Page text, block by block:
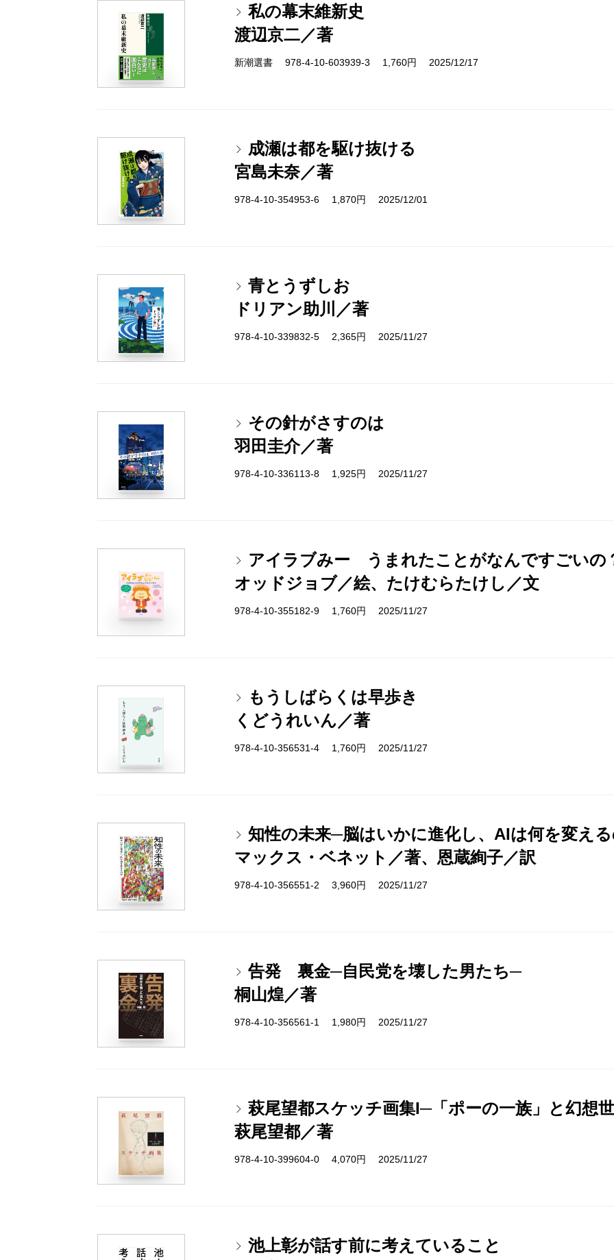
私の幕末維新史
渡辺京二／著
新潮選書 978-4-10-603939-3 1,760円 2025/12/17
成瀬は都を駆け抜ける
宮島未奈／著
978-4-10-354953-6 1,870円 2025/12/01
青とうずしお
ドリアン助川／著
978-4-10-339832-5 2,365円 2025/11/27
その針がさすのは
羽田圭介／著
978-4-10-336113-8 1,925円 2025/11/27
アイラブみー うまれたことがなんですごいの
オッドジョブ／絵、たけむらたけし／文
978-4-10-355182-9 1,760円 2025/11/27
もうしばらくは早歩き
くどうれいん／著
978-4-10-356531-4 1,760円 2025/11/27
知性の未来─脳はいかに進化し、AIは何を変え
マックス・ベネット／著、恩蔵絢子／訳
978-4-10-356551-2 3,960円 2025/11/27
告発 裏金─自民党を壊した男たち─
桐山煌／著
978-4-10-356561-1 1,980円 2025/11/27
萩尾望都スケッチ画集I─「ポーの一族」と幻想
萩尾望都／著
978-4-10-399604-0 4,070円 2025/11/27
池上彰が話す前に考えていること